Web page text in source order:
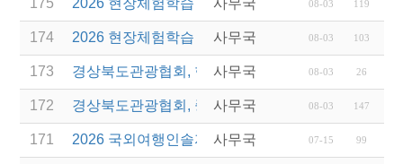
08-03 119
174 2026 현장체험학습 안전과정(신규. 재강습) 교육 성
사무국 08-03 103
173 경상북도관광협회, 현장체험학습 안전과정 교육 성
사무국 08-03 26
172 경상북도관광협회, 중국 단동 해외여행상품 개발 팸
사무국 08-03 147
171 2026 국외여행인솔자 소양과정 연간 일정 안내
사무국 07-15 99